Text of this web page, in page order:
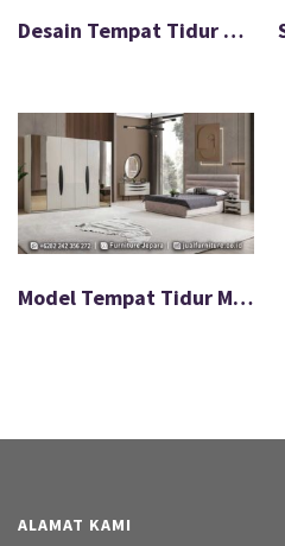
Desain Tempat Tidur Ukir Minimalis Modern FS-069
Model Tempat Tidur Minimalis Desain Terbaru Modern FS-058
ALAMAT KAMI